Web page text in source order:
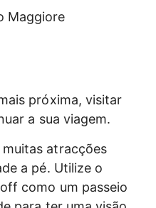
Maggiore
próxima, visitar
a sua viagem.
atracções
a pé. Utilize o
como um passeio